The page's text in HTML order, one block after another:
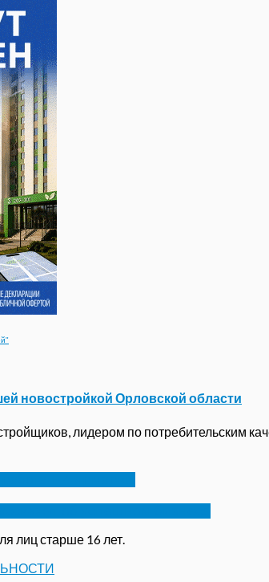
новостройкой Орловской области
лидером по потребительским
лиц старше 16 лет.